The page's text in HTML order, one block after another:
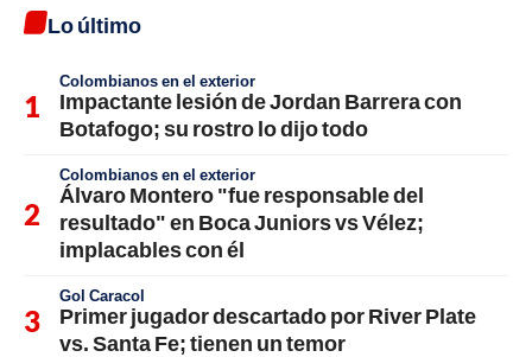
Lo último
Colombianos en el exterior
Impactante lesión de Jordan Barrera con
Botafogo; su rostro lo dijo todo
Colombianos en el exterior
Álvaro Montero "fue responsable del
resultado" en Boca Juniors vs Vélez;
implacables con él
Gol Caracol
Primer jugador descartado por River Plate
vs. Santa Fe; tienen un temor